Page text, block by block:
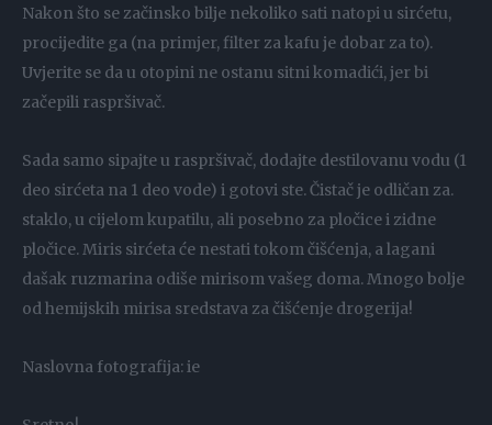
Nakon što se začinsko bilje nekoliko sati natopi u sirćetu,
procijedite ga (na primjer, filter za kafu je dobar za to).
Uvjerite se da u otopini ne ostanu sitni komadići, jer bi
začepili raspršivač.
Sada samo sipajte u raspršivač, dodajte destilovanu vodu (1
deo sirćeta na 1 deo vode) i gotovi ste. Čistač je odličan za.
staklo, u cijelom kupatilu, ali posebno za pločice i zidne
pločice. Miris sirćeta će nestati tokom čišćenja, a lagani
dašak ruzmarina odiše mirisom vašeg doma. Mnogo bolje
od hemijskih mirisa sredstava za čišćenje drogerija!
Naslovna fotografija: ie